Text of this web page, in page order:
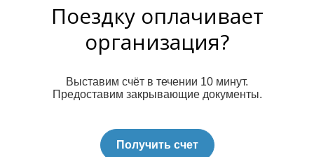
Поездку оплачивает
организация?
Выставим счёт в течении 10 минут.
Предоставим закрывающие документы.
Получить счет